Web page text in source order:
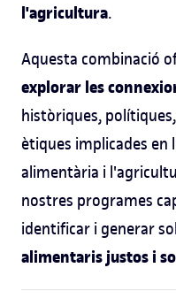
l'agricultura.
Aquesta combinació
explorar les
històriques,
ètiques implicades en
alimentària i
nostres programes
identificar i generar
alimentaris justos i